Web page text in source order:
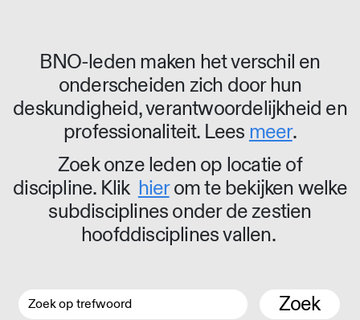
BNO-leden maken het verschil en
onderscheiden zich door hun
deskundigheid, verantwoordelijkheid en
professionaliteit. Lees meer.
Zoek onze leden op locatie of
discipline. Klik hierom te bekijken welke
subdisciplines onder de zestien
hoofddisciplines vallen.
Zoek